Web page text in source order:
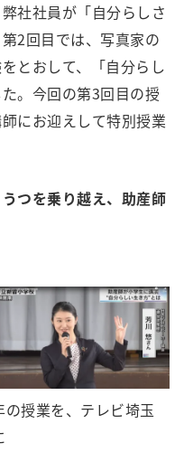
社社員が「自分らしさ
2回目では、写真家の
とおして、「自分らし
。今回の第3回目の授
にお迎えして特別授業
つを乗り越え、助産師
の授業を、テレビ埼玉